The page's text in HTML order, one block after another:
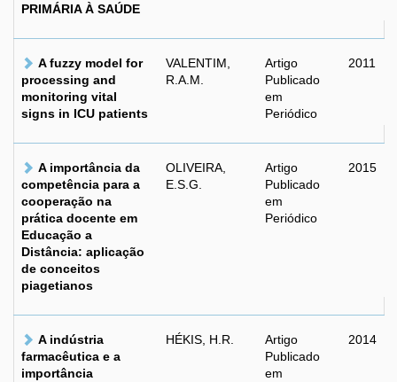
PRIMÁRIA À SAÚDE
A fuzzy model for
processing and
monitoring vital
signs in ICU patients
VALENTIM,
R.A.M.
Artigo
Publicado
em
Periódico
2011
A importância da
competência para a
cooperação na
prática docente em
Educação a
Distância: aplicação
de conceitos
piagetianos
OLIVEIRA,
E.S.G.
Artigo
Publicado
em
Periódico
2015
A indústria
farmacêutica e a
importância
HÉKIS, H.R.
Artigo
Publicado
em
2014